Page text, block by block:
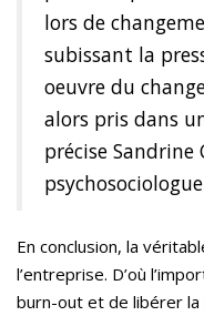
lors de
subissant la
oeuvre du
alors pris dans
précise Sandrine
En conclusion, la
l’entreprise. D’où
burn-out et de libérer la